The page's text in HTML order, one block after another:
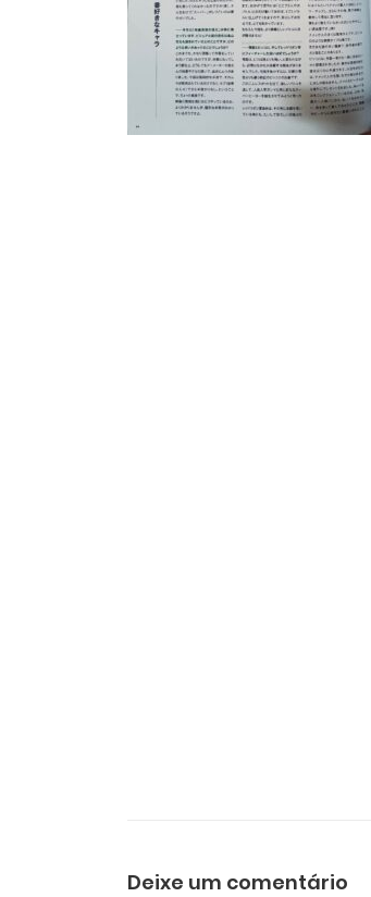
Deixe um comentário